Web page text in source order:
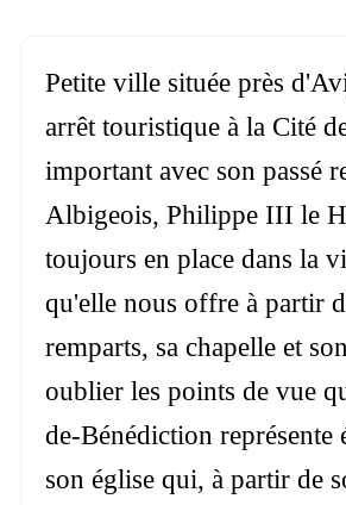
Petite ville située près
arrêt touristique à la Cité
important avec son passé
Albigeois, Philippe III le
toujours en place dans la
qu'elle nous offre à partir
remparts, sa chapelle et
oublier les points de vue
de-Bénédiction représente
son église qui, à partir de